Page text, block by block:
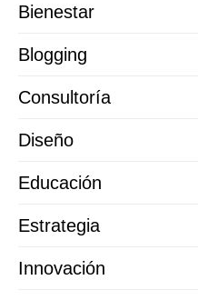
Bienestar
Blogging
Consultoría
Diseño
Educación
Estrategia
Innovación